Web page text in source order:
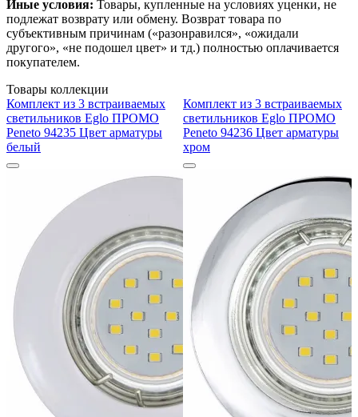
Иные условия: Товары, купленные на условиях уценки, не
подлежат возврату или обмену. Возврат товара по
субъективным причинам («разонравился», «ожидали
другого», «не подошел цвет» и тд.) полностью оплачивается
покупателем.
Товары коллекции
Комплект из 3 встраиваемых
светильников Eglo ПРОМО
Peneto 94235 Цвет арматуры
белый
Комплект из 3 встраиваемых
светильников Eglo ПРОМО
Peneto 94236 Цвет арматуры
хром